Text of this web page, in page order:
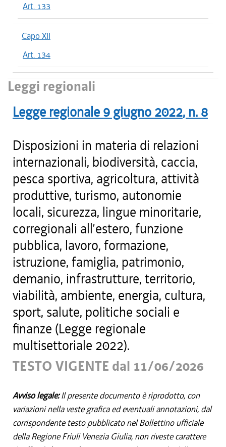
Art. 133
Capo XII
Art. 134
Leggi regionali
Legge regionale 9 giugno 2022, n. 8
Disposizioni in materia di relazioni
internazionali, biodiversità, caccia,
pesca sportiva, agricoltura, attività
produttive, turismo, autonomie
locali, sicurezza, lingue minoritarie,
corregionali all’estero, funzione
pubblica, lavoro, formazione,
istruzione, famiglia, patrimonio,
demanio, infrastrutture, territorio,
viabilità, ambiente, energia, cultura,
sport, salute, politiche sociali e
finanze (Legge regionale
multisettoriale 2022).
TESTO VIGENTE dal 11/06/2026
Avviso legale:Il presente documento è riprodotto, con
variazioni nella veste grafica ed eventuali annotazioni, dal
corrispondente testo pubblicato nel Bollettino ufficiale
della Regione Friuli Venezia Giulia, non riveste carattere